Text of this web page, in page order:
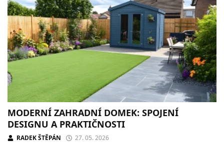
MODERNÍ ZAHRADNÍ DOMEK: SPOJENÍ
DESIGNU A PRAKTIČNOSTI
RADEK ŠTĚPÁN 27. 05. 2026